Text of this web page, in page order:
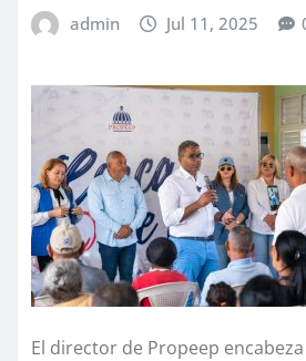
admin Jul 11, 2025
El director de Propeep